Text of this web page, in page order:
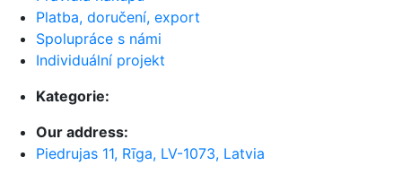
Platba, doručení, export
Spolupráce s námi
Individuální projekt
Kategorie:
Our address:
Piedrujas 11, Rīga, LV-1073, Latvia